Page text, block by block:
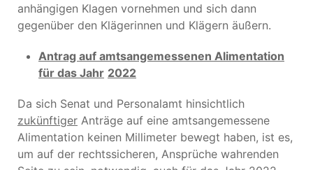
anhängigen Klagen vornehmen und sich dann
gegenüber den Klägerinnen und Klägern äußern.
Antrag auf amtsangemessenen Alimentation
für das Jahr 2022
Da sich Senat und Personalamt hinsichtlich
zukünftiger Anträge auf eine amtsangemessene
Alimentation keinen Millimeter bewegt haben, ist es,
um auf der rechtssicheren, Ansprüche wahrenden